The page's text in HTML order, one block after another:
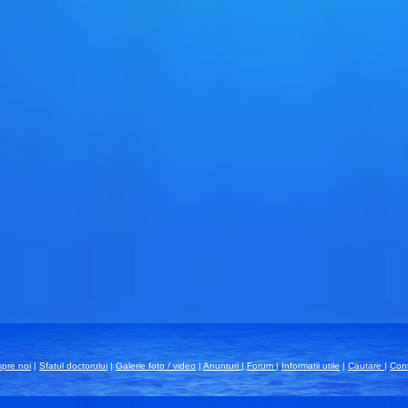
noi | Sfatul doctorului|Galerie foto / video| Anunturi | Forum|Informatii utile | Cautare |